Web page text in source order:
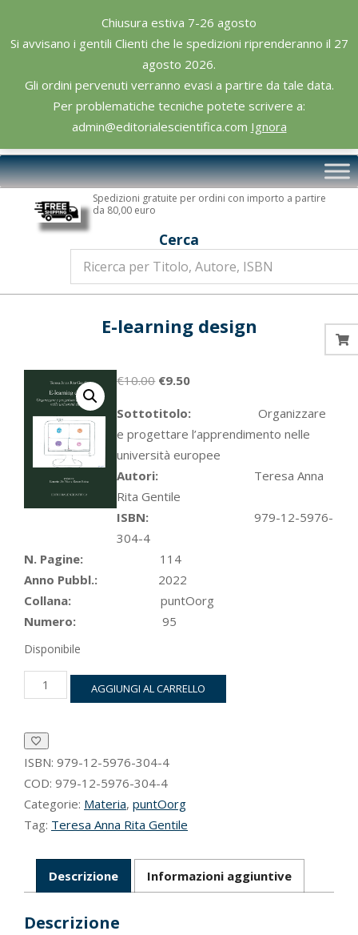
Chiusura estiva 7-26 agosto
Si avvisano i gentili Clienti che le spedizioni riprenderanno il 27
agosto 2026.
Gli ordini pervenuti verranno evasi a partire da tale data.
Per problematiche tecniche potete scrivere a:
admin@editorialescientifica.com Ignora
content
Editoriale
Scientifica
Primary
Navigation
Spedizioni gratuite per ordini con importo a partire
da 80,00 euro
Cerca
E-learning design
€10.00 Il
originale
era:
€10.00.
€9.50Il
attuale
è:
€9.50.
Sottotitolo:Organizzare
e progettare l’apprendimento nelle
università europee
Autori: Teresa Anna
Rita Gentile
ISBN:979-12-5976-
304-4
N. Pagine: 114
Anno Pubbl.: 2022
Collana: puntOorg
Numero: 95
Disponibile
learning
AGGIUNGI AL CARRELLO
ISBN: 979-12-5976-304-4
COD: 979-12-5976-304-4
Categorie: Materia, puntOorg
Tag: Teresa Anna Rita Gentile
Descrizione Informazioni aggiuntive
Descrizione